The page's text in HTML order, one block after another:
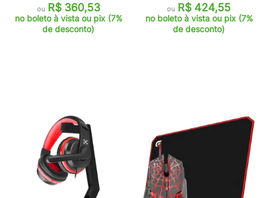
ouR$ 360,53
no boleto à vista ou pix (7%
de desconto)
ou R$ 424,55
no boleto à vista ou pix (7%
de desconto)